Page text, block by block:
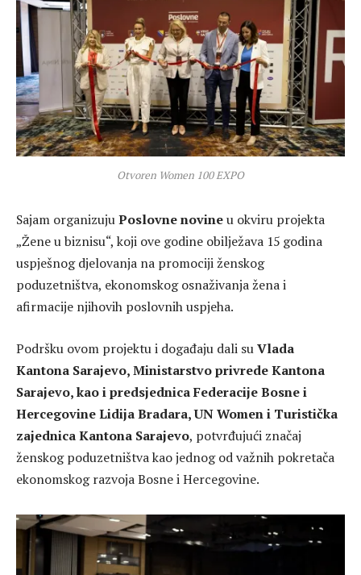
Otvoren Women 100 EXPO
Sajam organizujuPoslovne novineu okviru projekta
„Žene u biznisu“, koji ove godine obilježava 15 godina
uspješnog djelovanja na promociji ženskog
poduzetništva, ekonomskog osnaživanja žena i
afirmacije njihovih poslovnih uspjeha.
Podršku ovom projektu i događaju dali suVlada
Kantona Sarajevo, Ministarstvo privrede Kantona
Sarajevo, kao i predsjednica Federacije Bosne i
Hercegovine Lidija Bradara, UN Women i Turistička
zajednica Kantona Sarajevo, potvrđujući značaj
ženskog poduzetništva kao jednog od važnih pokretača
ekonomskog razvoja Bosne i Hercegovine.